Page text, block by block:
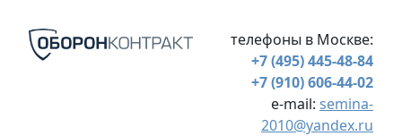
телефоны в Москве:
+7 (495) 445-48-84
+7 (910) 606-44-02
e-mail: semina-
2010@yandex.ru